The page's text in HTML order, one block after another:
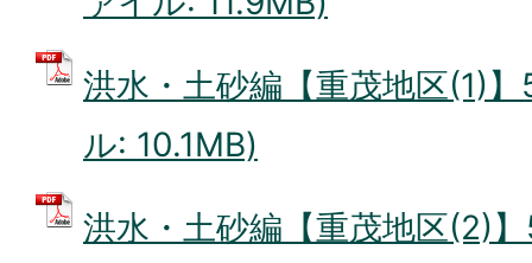
洪水・土砂編【重茂地区(1)
ル: 10.1MB)
洪水・土砂編【重茂地区(2)